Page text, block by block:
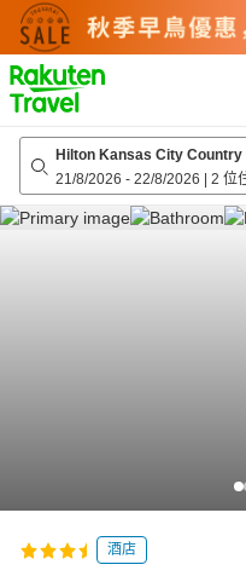
to
top
page
Hilton Kansas City
Country Club Plaza)
21/8/2026 - 22/8/2026 | 2 位
酒店